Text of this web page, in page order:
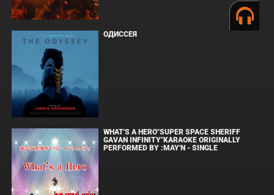
ОДИССЕЯ
WHAT'S A HERO"SUPER SPACE SHERIFF
GAVAN INFINITY"KARAOKE ORIGINALLY
PERFORMED BY :MAY'N - SINGLE